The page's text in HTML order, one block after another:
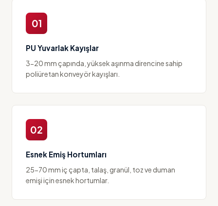
01
PU Yuvarlak Kayışlar
3-20 mm çapında, yüksek aşınma direncine sahip
poliüretan konveyör kayışları.
02
Esnek Emiş Hortumları
25-70 mm iç çapta, talaş, granül, toz ve duman
emişi için esnek hortumlar.